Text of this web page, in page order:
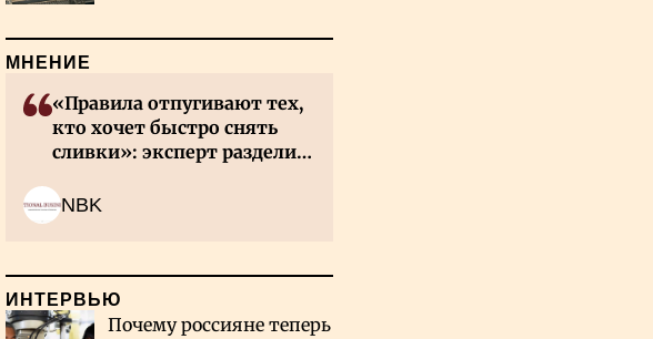
МНЕНИЕ
«Правила отпугивают тех,
кто хочет быстро снять
сливки»: эксперт разделил
NBK
ИНТЕРВЬЮ
Почему россияне теперь